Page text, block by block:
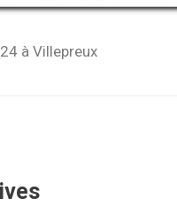
à Villepreux